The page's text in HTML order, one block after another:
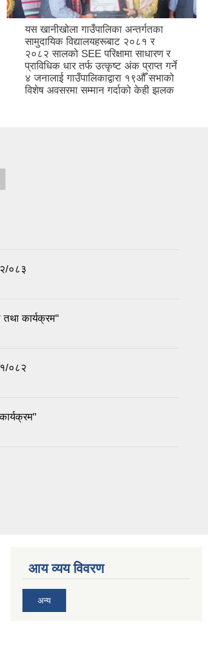
यस खानीखोला गाउँपालिका अन्तर्गतका
सामुदायिक विद्यालयहरूबाट २०८१ र
२०८२ सालको SEE परिक्षामा साधारण र
प्राविधिक धार तर्फ उत्कृष्ट अंक प्राप्त गर्ने
४ जनालाई गाउँपालिकाद्वारा १९औँ सभाको
विशेष अवसरमा सम्मान गर्दाको केही झलक
०८३
कार्यक्रम"
०८२
आय व्यय विवरण
अन्य